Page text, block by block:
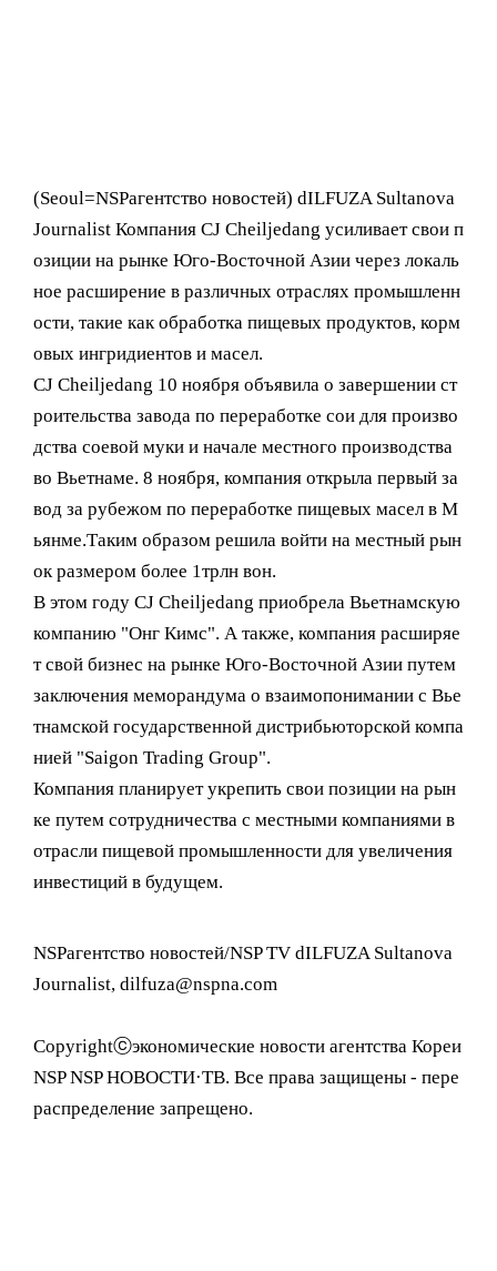
(Seoul= NSPагентство новостей) dILFUZA Sultanova
Journalist Компания CJ Cheiljedang усиливает свои п
озиции на рынке Юго-Восточной Азии через локаль
ное расширение в различных отраслях промышленн
ости, такие как обработка пищевых продуктов, корм
овых ингридиентов и масел.
CJ Cheiljedang 10 ноября объявила о завершении ст
роительства завода по переработке сои для произво
дства соевой муки и начале местного производства
во Вьетнаме. 8 ноября, компания открыла первый за
вод за рубежом по переработке пищевых масел в М
ьянме.Таким образом решила войти на местный рын
ок размером более 1трлн вон.
В этом году CJ Cheiljedang приобрела Вьетнамскую
компанию "Онг Кимс". А также, компания расширяе
т свой бизнес на рынке Юго-Восточной Азии путем
заключения меморандума о взаимопонимании с Вье
тнамской государственной дистрибьюторской компа
нией "Saigon Trading Group".
Компания планирует укрепить свои позиции на рын
ке путем сотрудничества с местными компаниями в
отрасли пищевой промышленности для увеличения
инвестиций в будущем.
NSPагентство новостей/NSP TV dILFUZA Sultanova
Journalist, dilfuza@nspna.com
Copyrightⓒэкономические новости агентства Кореи
NSP NSP НОВОСТИ·ТВ. Все права защищены - пере
распределение запрещено.